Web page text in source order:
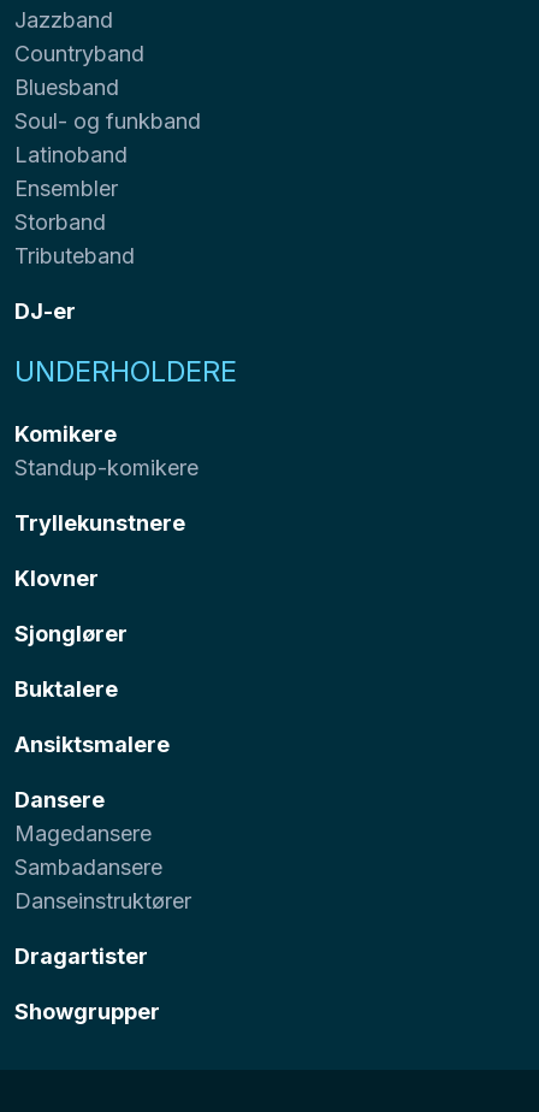
Jazzband
Countryband
Bluesband
Soul- og funkband
Latinoband
Ensembler
Storband
Tributeband
DJ-er
UNDERHOLDERE
Komikere
Standup-komikere
Tryllekunstnere
Klovner
Sjonglører
Buktalere
Ansiktsmalere
Dansere
Magedansere
Sambadansere
Danseinstruktører
Dragartister
Showgrupper